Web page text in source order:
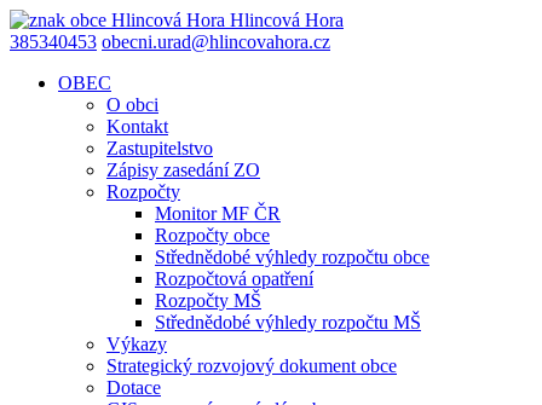
Hlincová Hora
385340453 obecni.urad@hlincovahora.cz
OBEC
O obci
Kontakt
Zastupitelstvo
Zápisy zasedání ZO
Rozpočty
Monitor MF ČR
Rozpočty obce
Střednědobé výhledy rozpočtu obce
Rozpočtová opatření
Rozpočty MŠ
Střednědobé výhledy rozpočtu MŠ
Výkazy
Strategický rozvojový dokument obce
Dotace